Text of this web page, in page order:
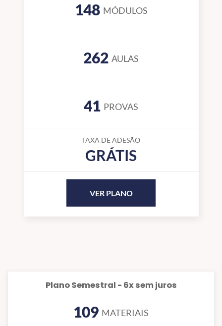
148 MÓDULOS
262 AULAS
41 PROVAS
TAXA DE ADESÃO
GRÁTIS
VER PLANO
Plano Semestral - 6x sem juros
109 MATERIAIS